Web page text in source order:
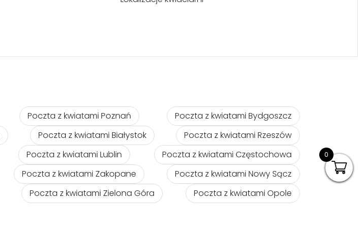
Poczta z kwiatami Poznań
Poczta z kwiatami Bydgoszcz
Poczta z kwiatami Białystok
Poczta z kwiatami Rzeszów
Poczta z kwiatami Lublin
Poczta z kwiatami Częstochowa
Poczta z kwiatami Zakopane
Poczta z kwiatami Nowy Sącz
Poczta z kwiatami Zielona Góra Poczta z kwiatami Opole
0